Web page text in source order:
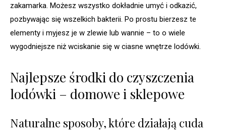
zakamarka. Możesz wszystko dokładnie umyć i odkazić,
pozbywając się wszelkich bakterii. Po prostu bierzesz te
elementy i myjesz je w zlewie lub wannie – to o wiele
wygodniejsze niż wciskanie się w ciasne wnętrze lodówki.
Najlepsze środki do czyszczenia
lodówki – domowe i sklepowe
Naturalne sposoby, które działają cuda